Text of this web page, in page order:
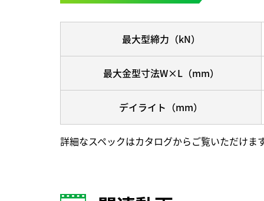
最大型締力（kN）
最大金型寸法W×L（mm）
デイライト（mm）
詳細なスペックはカタログからご覧いただけま